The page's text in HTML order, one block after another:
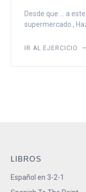
Desde que ... a
supermercado.,
IR AL EJERCICIO
LIBROS
Español en 3-2-1